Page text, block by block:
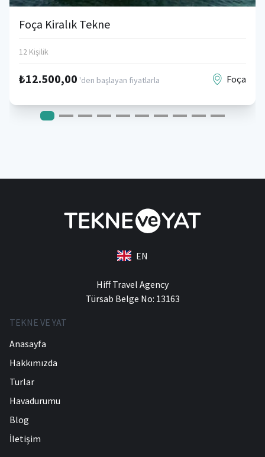
Foça Kiralık Tekne
12 Kişilik
₺12.500,00 'den başlayan fiyatlarla Foça
EN
Hiff Travel Agency
Türsab Belge No: 13163
TEKNE VE YAT
Anasayfa
Hakkımızda
Turlar
Havadurumu
Blog
İletişim